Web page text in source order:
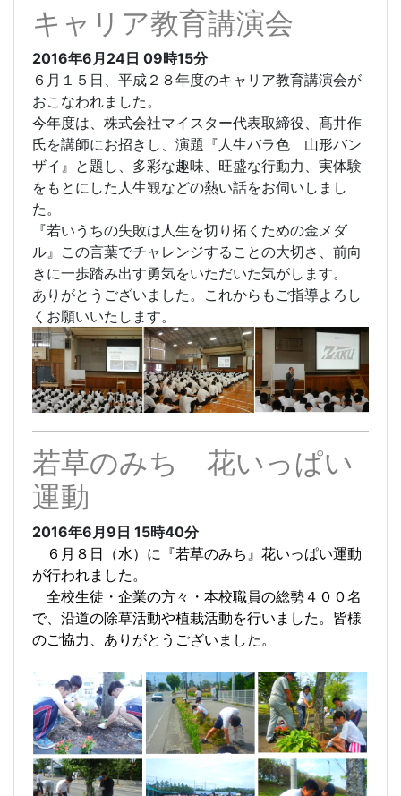
キャリア教育講演会
2016年6月24日 09時15分
６月１５日、平成２８年度のキャリア教育講演会が
おこなわれました。
今年度は、株式会社マイスター代表取締役、髙井作
氏を講師にお招きし、演題『人生バラ色 山形バン
ザイ』と題し、多彩な趣味、旺盛な行動力、実体験
をもとにした人生観などの熱い話をお伺いしまし
た。
『若いうちの失敗は人生を切り拓くための金メダ
ル』この言葉でチャレンジすることの大切さ、前向
きに一歩踏み出す勇気をいただいた気がします。
ありがとうございました。これからもご指導よろし
くお願いいたします。
若草のみち 花いっぱい
運動
2016年6月9日 15時40分
６月８日（水）に『若草のみち』花いっぱい運動
が行われました。
全校生徒・企業の方々・本校職員の総勢４００名
で、沿道の除草活動や植栽活動を行いました。皆様
のご協力、ありがとうございました。